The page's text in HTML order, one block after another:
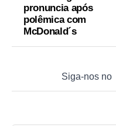
pronuncia após
polêmica com
McDonald´s
Siga-nos no